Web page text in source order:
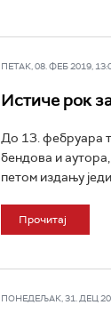
ПЕТАК, 08. ФЕБ 2019,
Истиче рок
До 13. фебруара
бендова и аутора,
петом издању
Прочитај
ПОНЕДЕЉАК, 31. ДЕЦ